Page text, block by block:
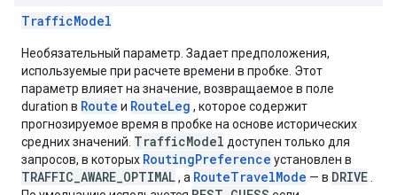
TrafficModel
Необязательный параметр. Задает предположения,
используемые при расчете времени в пробке. Этот
параметр влияет на значение, возвращаемое в поле
duration в Route и RouteLeg , которое содержит
прогнозируемое время в пробке на основе исторических
средних значений. TrafficModel доступен только для
запросов, в которых RoutingPreference установлен в
TRAFFIC_AWARE_OPTIMAL, а RouteTravelMode — в DRIVE